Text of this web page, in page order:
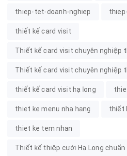
thiep-tet-doanh-nghiep
thiết kế card visit
Thiết kế card visit chuyên nghiệp
Thiết kế card visit chuyên nghiệp
thiết kế card visit hạ long
thiet ke menu nha hang thiết
thiet ke tem nhan
Thiết kế thiệp cưới Hạ Long chuẩn